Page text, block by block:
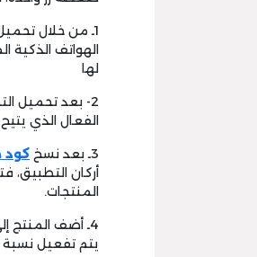
1ـ من خلال
الهواتف الذكية
لها
الفعال الذي
3ـ بعد نسخ كود
أركان
المنتجات.
4ـ أضف المنتج
يتم تفعيل نسبة